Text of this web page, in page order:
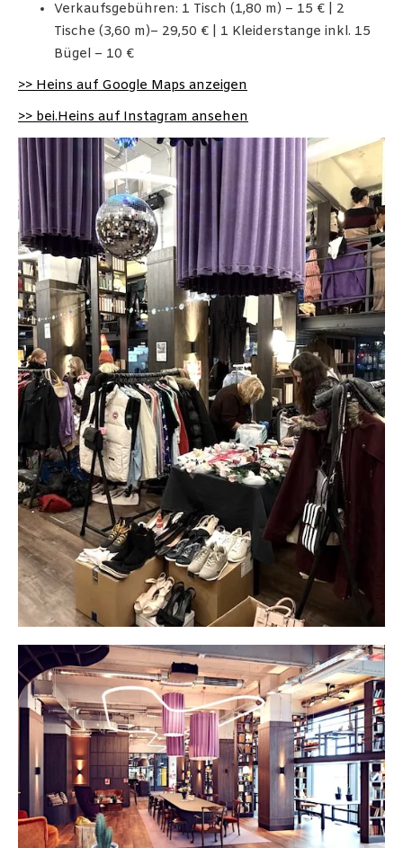
Verkaufsgebühren: 1 Tisch (1,80 m) – 15 € | 2
Tische (3,60 m)– 29,50 € | 1 Kleiderstange inkl. 15
Bügel – 10 €
>> Heins auf Google Maps anzeigen
>> bei.Heins auf Instagram ansehen